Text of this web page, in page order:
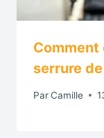
Comment
serrure
ParCamille